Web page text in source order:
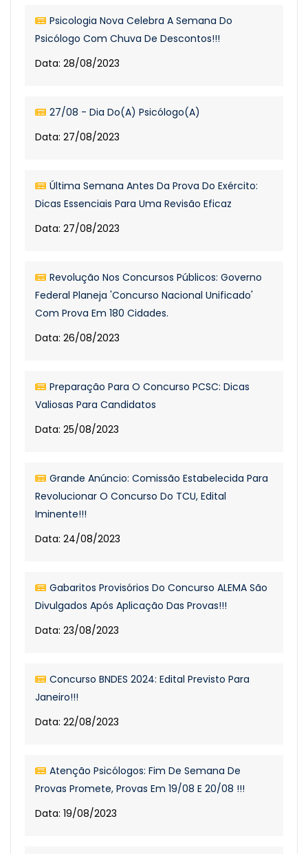
Psicologia Nova Celebra A Semana Do
Psicólogo Com Chuva De Descontos!!!
Data: 28/08/2023
27/08 - Dia Do(a) Psicólogo(a)
Data: 27/08/2023
Última Semana Antes Da Prova Do Exército:
Dicas Essenciais Para Uma Revisão Eficaz
Data: 27/08/2023
Revolução Nos Concursos Públicos: Governo
Federal Planeja 'Concurso Nacional Unificado'
Com Prova Em 180 Cidades.
Data: 26/08/2023
Preparação Para O Concurso PCSC: Dicas
Valiosas Para Candidatos
Data: 25/08/2023
Grande Anúncio: Comissão Estabelecida Para
Revolucionar O Concurso Do TCU, Edital
Iminente!!!
Data: 24/08/2023
Gabaritos Provisórios Do Concurso ALEMA São
Divulgados Após Aplicação Das Provas!!!
Data: 23/08/2023
Concurso BNDES 2024: Edital Previsto Para
Janeiro!!!
Data: 22/08/2023
Atenção Psicólogos: Fim De Semana De
Provas Promete, Provas Em 19/08 E 20/08 !!!
Data: 19/08/2023